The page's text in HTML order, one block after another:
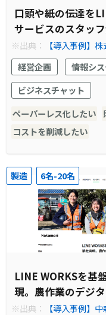
口頭や紙の伝達を
サービスのスタッ
把握でき、業務の
た。
※出典：
【導入事例】
経営企画
情報シ
ビジネスチャット
ペーパーレス化したい
コストを削減したい
製造 6名-20名
LINE WORKSを基
現。農作業のデジ
大規模栽培を行っ
※出典：
【導入事例】